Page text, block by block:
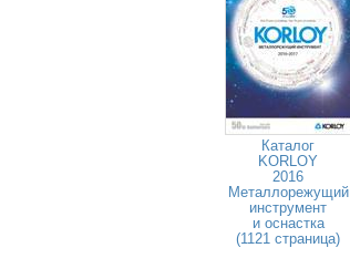
Каталог
KORLOY
2016
Металлорежущий
инструмент
и оснастка
(1121 страница)